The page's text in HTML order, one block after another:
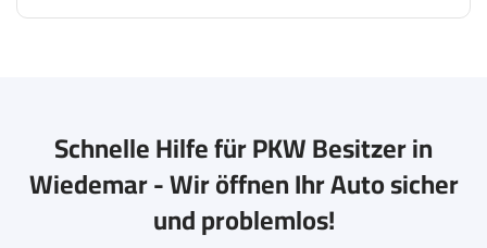
Schnelle Hilfe für PKW Besitzer in
Wiedemar - Wir öffnen Ihr Auto sicher
und problemlos!